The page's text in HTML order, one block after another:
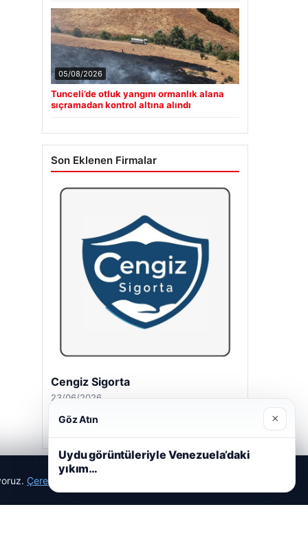
05/08/2026
Tunceli’de otluk yangını ormanlık alana
sıçramadan kontrol altına alındı
Son Eklenen Firmalar
Cengiz Sigorta
23/06/2026
Çerez Politikamız
Göz Atın ×
Uydu görüntüleriyle Venezuela’daki
yıkım…